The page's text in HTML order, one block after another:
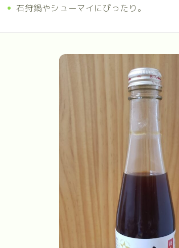
石狩鍋やシューマイにぴったり。